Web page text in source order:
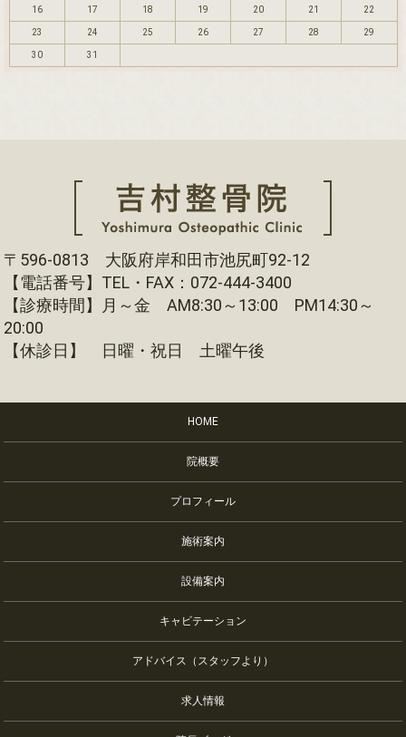
16 17 18 19 20 21 22
23 24 25 26 27 28 29
30 31
〒596-0813 大阪府岸和田市池尻町92-12
【電話番号】TEL・FAX：072-444-3400
【診療時間】月～金 AM8:30～13:00 PM14:30～
20:00
【休診日】 日曜・祝日 土曜午後
HOME
院概要
プロフィール
施術案内
設備案内
キャビテーション
アドバイス（スタッフより）
求人情報